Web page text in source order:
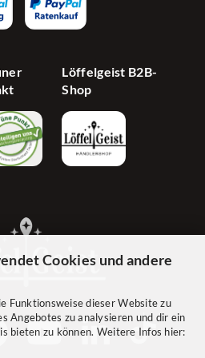
Cookies und andere
Funktionsweise dieser Website zu
Angebotes zu analysieren und dir ein
bieten zu können. Weitere Infos hier:
Löffelgeist B2B-
Shop